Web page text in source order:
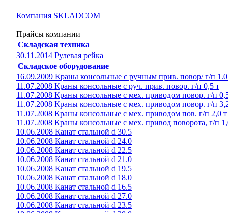
Компания SKLADCOM
Прайсы компании
Складская техника
30.11.2014 Рулевая рейка
Складское оборудование
16.09.2009 Краны консольные с ручным прив. повор/ г/п
11.07.2008 Краны консольные с руч. прив. повор. г/п 0,5 т
11.07.2008 Краны консольные с мех. приводом повор. г/п
11.07.2008 Краны консольные с мех. приводом повор. г/п
11.07.2008 Краны консольные с мех. приводом пов. г/п 2,0 т
11.07.2008 Краны консольные с мех. привод поворота, г/п
10.06.2008 Канат стальной d 30.5
10.06.2008 Канат стальной d 24.0
10.06.2008 Канат стальной d 22.5
10.06.2008 Канат стальной d 21.0
10.06.2008 Канат стальной d 19.5
10.06.2008 Канат стальной d 18.0
10.06.2008 Канат стальной d 16.5
10.06.2008 Канат стальной d 27.0
10.06.2008 Канат стальной d 23.5